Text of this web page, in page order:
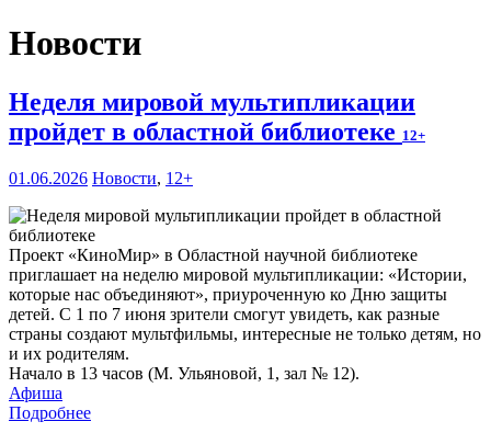
Новости
Неделя мировой мультипликации
пройдет в областной библиотеке 12+
01.06.2026 Новости, 12+
Проект «КиноМир» в Областной научной библиотеке
приглашает на неделю мировой мультипликации: «Истории,
которые нас объединяют», приуроченную ко Дню защиты
детей. С 1 по 7 июня зрители смогут увидеть, как разные
страны создают мультфильмы, интересные не только детям, но
и их родителям.
Начало в 13 часов (М. Ульяновой, 1, зал № 12).
Афиша
Подробнее